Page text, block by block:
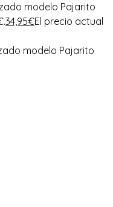
modelo Pajarito
34,95€El precio actual
modelo Pajarito